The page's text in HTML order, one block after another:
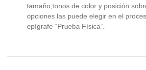
tamaño,tonos de color y posición
opciones las puede elegir en el
epígrafe “Prueba Física”.